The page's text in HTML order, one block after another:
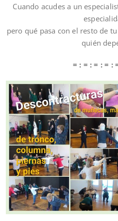
Cuando acudes a un
pero qué pasa con el resto de
quién
= : = : = : = :